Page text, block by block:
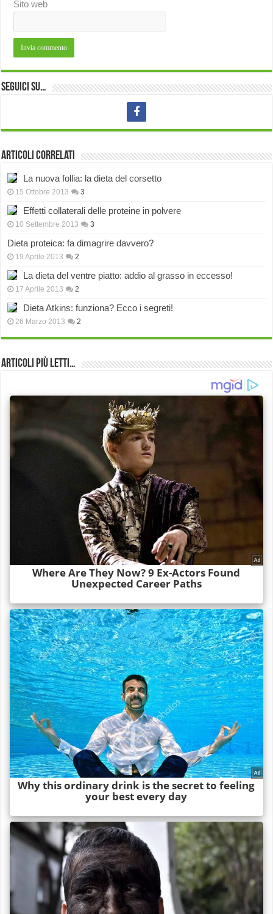
Sito web
Seguici su…
Articoli correlati
La nuova follia: la dieta del corsetto
15 Ottobre 2013 3
Effetti collaterali delle proteine in polvere
10 Settembre 2013 3
Dieta proteica: fa dimagrire davvero?
19 Aprile 2013 2
La dieta del ventre piatto: addio al grasso in eccesso!
17 Aprile 2013 2
Dieta Atkins: funziona? Ecco i segreti!
26 Marzo 2013 2
Articoli più Letti…